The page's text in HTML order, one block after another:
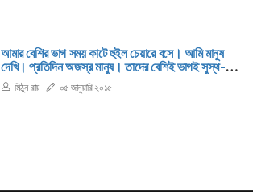
আমার বেশির ভাগ সময় কাটে হুইল চেয়ারে বসে। আমি মানুষ
দেখি। প্রতিদিন অজস্র মানুষ। তাদের বেশিই ভাগই সুস্থ-
স্বাভাবিক মানুষ। মাঝে মাঝে মনে প্রশ্ন জাগে, কী আমার
অপরাধ? কী পাপ আমি করেছি?
মিঠুন রায় ০৫ জানুয়ারি ২০১৫